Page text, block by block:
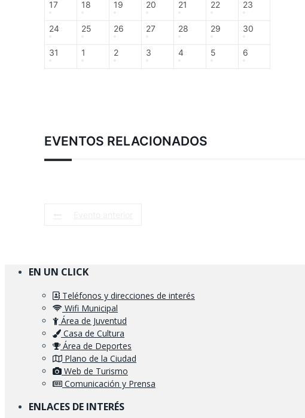
17 18 19 20 21 22 23
24 25 26 27 28 29 30
31 1 2 3 4 5 6
EVENTOS RELACIONADOS
EN UN CLICK
Teléfonos y direcciones de interés
Wifi Municipal
Área de Juventud
Casa de Cultura
Área de Deportes
Plano de la Ciudad
Web de Turismo
Comunicación y Prensa
ENLACES DE INTERÉS